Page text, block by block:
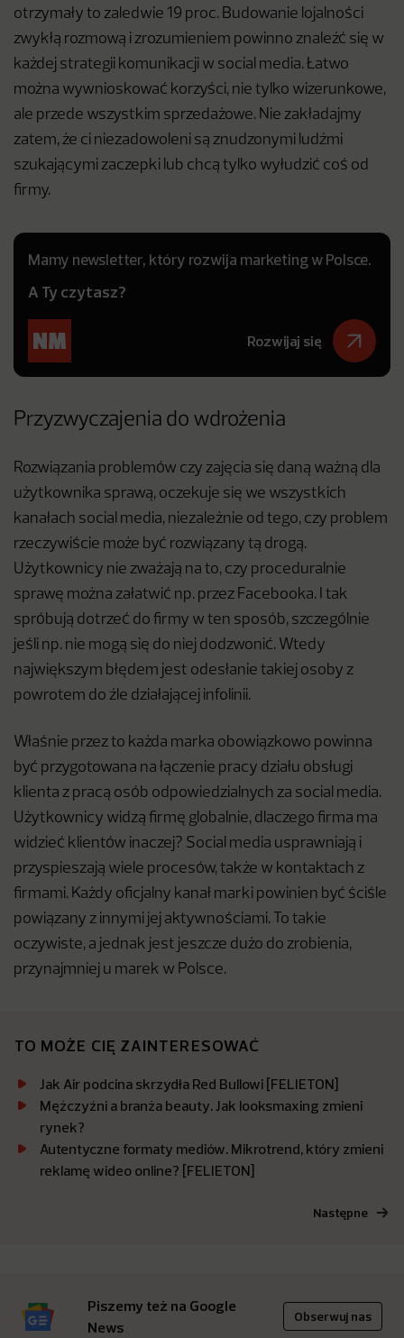
otrzymały to zaledwie 19 proc. Budowanie lojalności
zwykłą rozmową i zrozumieniem powinno znaleźć się w
każdej strategii komunikacji w social media. Łatwo
można wywnioskować korzyści, nie tylko wizerunkowe,
ale przede wszystkim sprzedażowe. Nie zakładajmy
zatem, że ci niezadowoleni są znudzonymi ludźmi
szukającymi zaczepki lub chcą tylko wyłudzić coś od
firmy.
Mamy newsletter, który rozwija marketing w Polsce.
A Ty czytasz?
Rozwijaj się
Przyzwyczajenia do wdrożenia
Rozwiązania problemów czy zajęcia się daną ważną dla
użytkownika sprawą, oczekuje się we wszystkich
kanałach social media, niezależnie od tego, czy problem
rzeczywiście może być rozwiązany tą drogą.
Użytkownicy nie zważają na to, czy proceduralnie
sprawę można załatwić np. przez Facebooka. I tak
spróbują dotrzeć do firmy w ten sposób, szczególnie
jeśli np. nie mogą się do niej dodzwonić. Wtedy
największym błędem jest odesłanie takiej osoby z
powrotem do źle działającej infolinii.
Właśnie przez to każda marka obowiązkowo powinna
być przygotowana na łączenie pracy działu obsługi
klienta z pracą osób odpowiedzialnych za social media.
Użytkownicy widzą firmę globalnie, dlaczego firma ma
widzieć klientów inaczej? Social media usprawniają i
przyspieszają wiele procesów, także w kontaktach z
firmami. Każdy oficjalny kanał marki powinien być ściśle
powiązany z innymi jej aktywnościami. To takie
oczywiste, a jednak jest jeszcze dużo do zrobienia,
przynajmniej u marek w Polsce.
TO MOŻE CIĘ ZAINTERESOWAĆ
Jak Air podcina skrzydła Red Bullowi [FELIETON]
Mężczyźni a branża beauty. Jak looksmaxing zmieni
rynek?
Autentyczne formaty mediów. Mikrotrend, który zmieni
reklamę wideo online? [FELIETON]
Następne
Piszemy też na Google
News
Obserwuj nas